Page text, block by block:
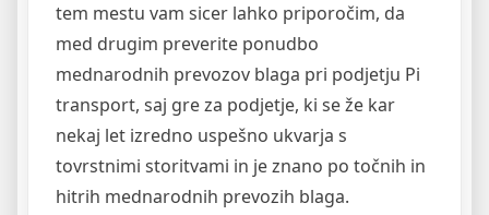
tem mestu vam sicer lahko priporočim, da
med drugim preverite ponudbo
mednarodnih prevozov blaga pri podjetju Pi
transport, saj gre za podjetje, ki se že kar
nekaj let izredno uspešno ukvarja s
tovrstnimi storitvami in je znano po točnih in
hitrih mednarodnih prevozih blaga.